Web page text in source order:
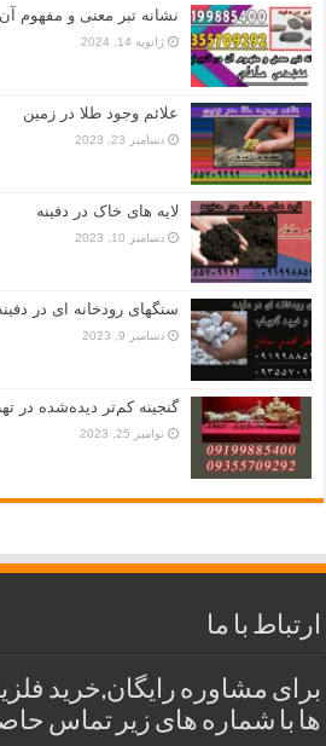
نشانه تبر معنی و مفهوم
ژانویه 14, 2024
علائم وجود طلا در زمین
دسامبر 23, 2023
لایه های خاک در دفینه
دسامبر 10, 2023
سنگهای رودخانه ای در
دسامبر 9, 2023
گنجینه کم‌تر دیده‌شده در
نوامبر 25, 2023
ارتباط با ما
برای مشاوره رایگان,خرید
ها با شماره های زیر تماس